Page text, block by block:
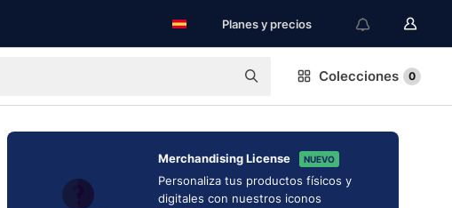
Planes y precios
Colecciones 0
Merchandising License NUEVO
Personaliza tus productos físicos y
digitales con nuestros iconos